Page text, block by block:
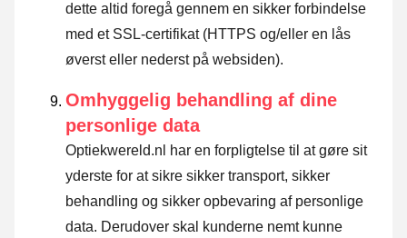
dette altid foregå gennem en sikker forbindelse
med et SSL-certifikat (HTTPS og/eller en lås
øverst eller nederst på websiden).
Omhyggelig behandling af dine
personlige data
Optiekwereld.nl har en forpligtelse til at gøre sit
yderste for at sikre sikker transport, sikker
behandling og sikker opbevaring af personlige
data. Derudover skal kunderne nemt kunne